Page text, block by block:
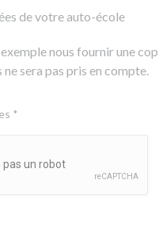
de votre auto-école
nous fournir une
sera pas pris en compte.
*